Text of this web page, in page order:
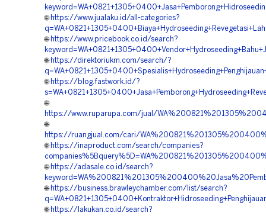
🌐 https://www.jualaku.id/all-categories?
🌐 https://www.pricebook.co.id/search?
🌐 https://direktoriukm.com/search/?
🌐 https://blog.fastwork.id/?
🌐
https://www.ruparupa.com/jual/
🌐
https://ruangjual.com/cari/
🌐 https://inaproduct.com/search/companies?
🌐 https://adasale.co.id/search?
🌐 https://business.brawleychamber.com/list/search?
🌐 https://lakukan.co.id/search?